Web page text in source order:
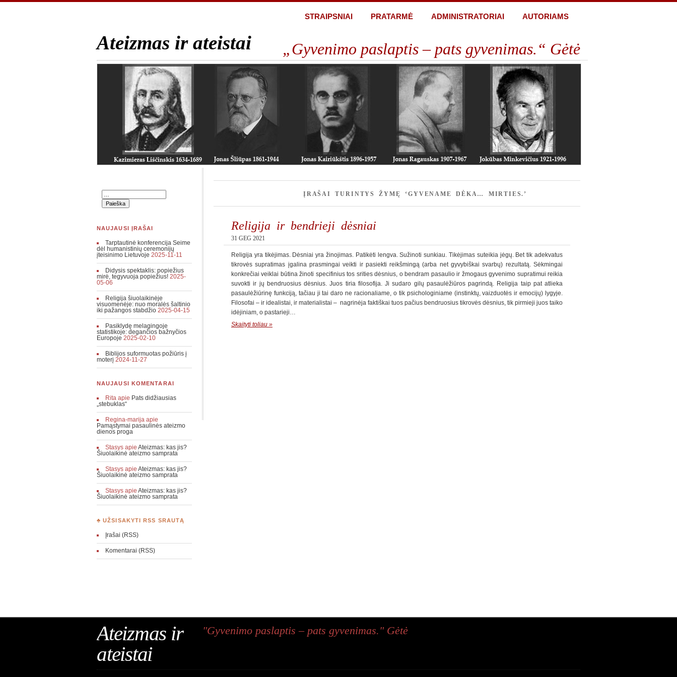
STRAIPSNIAI PRATARMĖ ADMINISTRATORIAI AUTORIAMS
Ateizmas ir ateistai „Gyvenimo paslaptis – pats gyvenimas.“ Gėtė
ĮRAŠAI TURINTYS ŽYMĘ ‘GYVENAME DĖKA… MIRTIES.’
Religija ir bendrieji dėsniai
31 GEG 2021
Religija yra tikėjimas. Dėsniai yra žinojimas. Patikėti lengva. Sužinoti sunkiau. Tikėjimas suteikia jėgų. Bet tik adekvatus
tikrovės supratimas įgalina prasmingai veikti ir pasiekti reikšmingą (arba net gyvybiškai svarbų) rezultatą. Sėkmingai
konkrečiai veiklai būtina žinoti specifinius tos srities dėsnius, o bendram pasaulio ir žmogaus gyvenimo supratimui reikia
suvokti ir jų bendruosius dėsnius. Juos tiria filosofija. Ji sudaro gilų pasaulėžiūros pagrindą. Religija taip pat atlieka
pasaulėžiūrinę funkciją, tačiau ji tai daro ne racionaliame, o tik psichologiniame (instinktų, vaizduotės ir emocijų) lygyje.
Filosofai – ir idealistai, ir materialistai – nagrinėja faktiškai tuos pačius bendruosius tikrovės dėsnius, tik pirmieji juos taiko
idėjiniam, o pastarieji…
Skaityti toliau »
NAUJAUSI ĮRAŠAI
Tarptautinė konferencija Seime
dėl humanistinių ceremonijų
įteisinimo Lietuvoje 2025-11-11
Didysis spektaklis: popiežius
mirė, tegyvuoja popiežius! 2025-
05-06
Religija šiuolaikinėje
visuomenėje: nuo moralės šaltinio
iki pažangos stabdžio 2025-04-15
Pasiklydę melagingoje
statistikoje: degančios bažnyčios
Europoje 2025-02-10
Biblijos suformuotas požiūris į
moterį 2024-11-27
NAUJAUSI KOMENTARAI
Rita apie Pats didžiausias
„stebuklas“
Regina-marija apie
Pamąstymai pasaulinės ateizmo
dienos proga
Stasys apieAteizmas: kas jis?
Šiuolaikinė ateizmo samprata
Stasys apieAteizmas: kas jis?
Šiuolaikinė ateizmo samprata
Stasys apieAteizmas: kas jis?
Šiuolaikinė ateizmo samprata
♣ UŽSISAKYTI RSS SRAUTĄ
Įrašai (RSS)
Komentarai (RSS)
Ateizmas ir
ateistai
"Gyvenimo paslaptis – pats gyvenimas." Gėtė